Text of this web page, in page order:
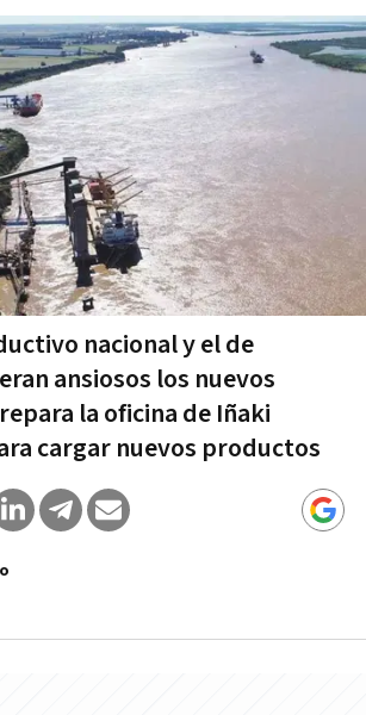
nacional y el de
ansiosos los nuevos
la oficina de Iñaki
cargar nuevos productos